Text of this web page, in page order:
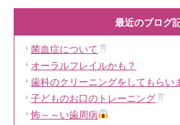
最近のブログ
菌血症について
オーラルフレイルかも？
歯科のクリーニングをしてもらい
子どものお口のトレーニング
怖～～い歯周病